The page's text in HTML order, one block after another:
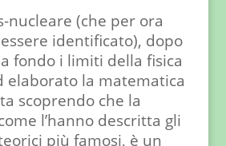
nucleare (che per ora
identificato), dopo
fondo i limiti della fisica
elaborato la matematica
scoprendo che la
l’hanno descritta gli
più famosi, è un